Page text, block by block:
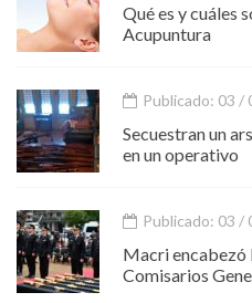
Qué es y cuáles
Acupuntura
Publicado: 03 /
Secuestran un
en un operativo
Publicado: 03 /
Macri encabezó
Comisarios